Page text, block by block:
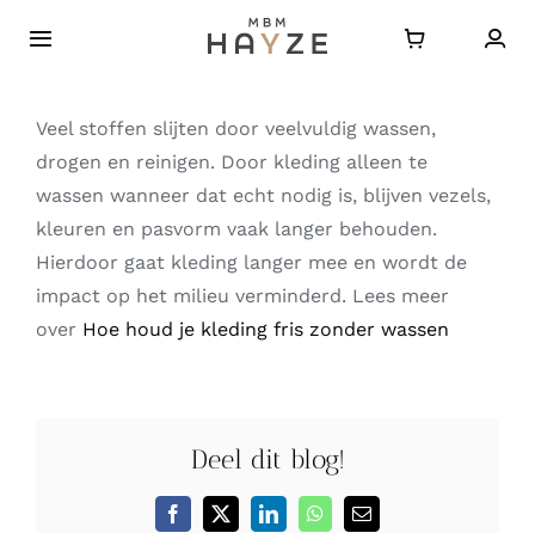
naarToggle
Over HAYZE
Bestellen
Journal
FAQ
Veel stoffen slijten door veelvuldig wassen,
drogen en reinigen. Door kleding alleen te
wassen wanneer dat echt nodig is, blijven vezels,
kleuren en pasvorm vaak langer behouden.
Hierdoor gaat kleding langer mee en wordt de
impact op het milieu verminderd. Lees meer
over Hoe houd je kleding fris zonder wassen
Deel dit blog!
Facebook
X LinkedInWhatsApp
E-